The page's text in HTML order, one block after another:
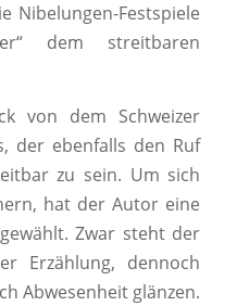
Nibelungen-Festspiele
dem streitbaren
von dem Schweizer
der ebenfalls den Ruf
zu sein. Um sich
hat der Autor eine
Zwar steht der
Erzählung, dennoch
Abwesenheit glänzen.